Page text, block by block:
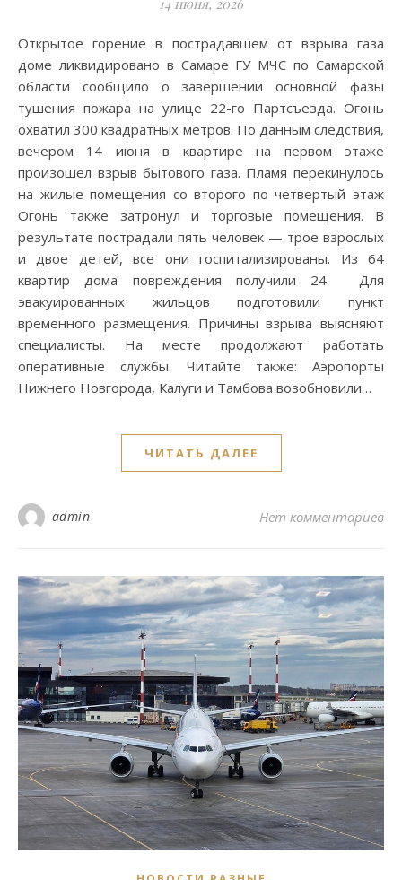
14 июня, 2026
Открытое горение в пострадавшем от взрыва газа
доме ликвидировано в Самаре ГУ МЧС по Самарской
области сообщило о завершении основной фазы
тушения пожара на улице 22-го Партсъезда. Огонь
охватил 300 квадратных метров. По данным следствия,
вечером 14 июня в квартире на первом этаже
произошел взрыв бытового газа. Пламя перекинулось
на жилые помещения со второго по четвертый этаж
Огонь также затронул и торговые помещения. В
результате пострадали пять человек — трое взрослых
и двое детей, все они госпитализированы. Из 64
квартир дома повреждения получили 24. Для
эвакуированных жильцов подготовили пункт
временного размещения. Причины взрыва выясняют
специалисты. На месте продолжают работать
оперативные службы. Читайте также: Аэропорты
Нижнего Новгорода, Калуги и Тамбова возобновили…
ЧИТАТЬ ДАЛЕЕ
admin Нет комментариев